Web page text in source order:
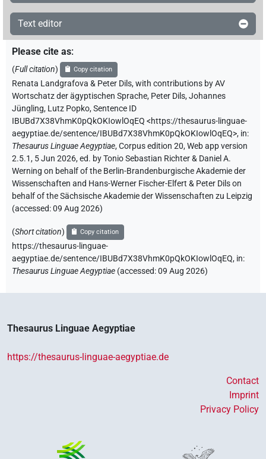
Text editor
Please cite as:
(Full citation) Copy citation
Renata Landgrafova & Peter Dils,with contributions byAV
Wortschatz der ägyptischen Sprache, Peter Dils,Johannes
Jüngling, Lutz Popko,Sentence ID
IBUBd7X38VhmK0pQkOKIowlOqEQ <https://thesaurus-linguae-
aegyptiae.de/sentence/IBUBd7X38VhmK0pQkOKIowlOqEQ>, in:
Thesaurus Linguae Aegyptiae,Corpus edition 20, Web app version
2.5.1, 5 Jun 2026, ed. by Tonio Sebastian Richter & Daniel A.
Werning on behalf of the Berlin-Brandenburgische Akademie der
Wissenschaften and Hans-Werner Fischer-Elfert & Peter Dils on
behalf of the Sächsische Akademie der Wissenschaften zu Leipzig
(accessed:09 Aug 2026)
(Short citation) Copy citation
https://thesaurus-linguae-
aegyptiae.de/sentence/IBUBd7X38VhmK0pQkOKIowlOqEQ, in:
Thesaurus Linguae Aegyptiae (accessed:09 Aug 2026)
Thesaurus Linguae Aegyptiae
https://thesaurus-linguae-aegyptiae.de
Contact
Imprint
Privacy Policy